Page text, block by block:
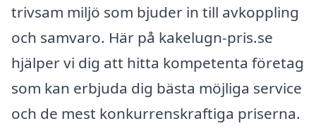
trivsam miljö som bjuder in till avkoppling
och samvaro. Här på kakelugn-pris.se
hjälper vi dig att hitta kompetenta företag
som kan erbjuda dig bästa möjliga service
och de mest konkurrenskraftiga priserna.